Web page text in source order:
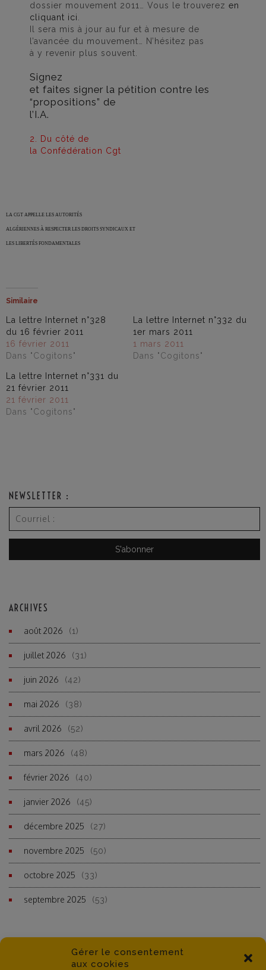
Gérer le consentement
aux cookies
dossier mouvement 2011… Vous le trouverez en
cliquant ici
Il sera mis à jour au fur et à mesure de
l’avancée du mouvement… N’hésitez pas
à y revenir plus souvent.
Signez
et faites signer la pétition contre les
“propositions” de
l’I.A.
2. Du côté de
la Confédération Cgt
LA CGT APPELLE LES AUTORITÉS
ALGÉRIENNES À RESPECTER LES DROITS SYNDICAUX ET
LES LIBERTÉS FONDAMENTALES
Similaire
La lettre Internet n°328
du 16 février 2011
16 février 2011
Dans "Cogitons"
La lettre Internet n°332 du
1er mars 2011
1 mars 2011
Dans "Cogitons"
La lettre Internet n°331 du
21 février 2011
21 février 2011
Dans "Cogitons"
NEWSLETTER :
ARCHIVES
août 2026 (1)
juillet 2026 (31)
juin 2026 (42)
mai 2026 (38)
avril 2026 (52)
mars 2026 (48)
février 2026 (40)
janvier 2026 (45)
décembre 2025 (27)
novembre 2025 (50)
octobre 2025 (33)
septembre 2025 (53)